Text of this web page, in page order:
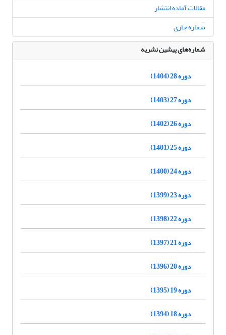
مقالات آماده انتشار
شماره جاری
شماره‌های پیشین نشریه
دوره 28 (1404)
دوره 27 (1403)
دوره 26 (1402)
دوره 25 (1401)
دوره 24 (1400)
دوره 23 (1399)
دوره 22 (1398)
دوره 21 (1397)
دوره 20 (1396)
دوره 19 (1395)
دوره 18 (1394)